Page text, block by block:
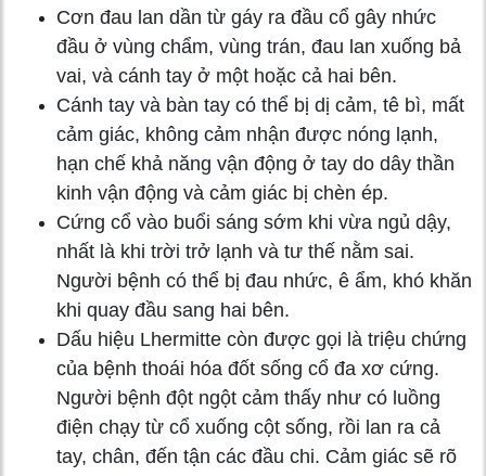
Cơn đau lan dần từ gáy ra đầu cổ gây nhức
đầu ở vùng chẩm, vùng trán, đau lan xuống bả
vai, và cánh tay ở một hoặc cả hai bên.
Cánh tay và bàn tay có thể bị dị cảm, tê bì, mất
cảm giác, không cảm nhận được nóng lạnh,
hạn chế khả năng vận động ở tay do dây thần
kinh vận động và cảm giác bị chèn ép.
Cứng cổ vào buổi sáng sớm khi vừa ngủ dậy,
nhất là khi trời trở lạnh và tư thế nằm sai.
Người bệnh có thể bị đau nhức, ê ẩm, khó khăn
khi quay đầu sang hai bên.
Dấu hiệu Lhermitte còn được gọi là triệu chứng
của bệnh thoái hóa đốt sống cổ đa xơ cứng.
Người bệnh đột ngột cảm thấy như có luồng
điện chạy từ cổ xuống cột sống, rồi lan ra cả
tay, chân, đến tận các đầu chi. Cảm giác sẽ rõ